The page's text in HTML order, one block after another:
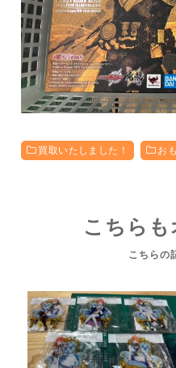
買取いたしました！ お
こちらも